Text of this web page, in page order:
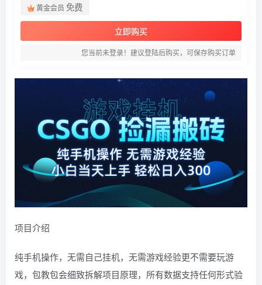
黄金会员 免费
立即购买
您当前未登录！建议登陆后购买，可保存购买订单
项目介绍
纯手机操作，无需自己挂机，无需游戏经验更不需要玩游
戏，包教包会细致拆解项目原理，所有数据支持任何形式验